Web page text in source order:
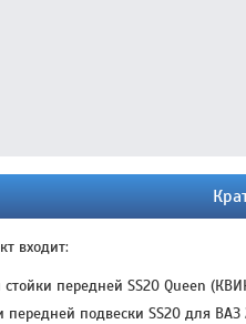
входит:
передней SS20 Queen
передней подвески SS20 для